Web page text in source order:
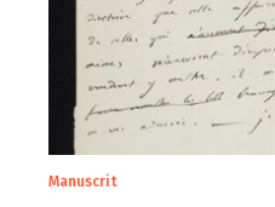
Manuscrit